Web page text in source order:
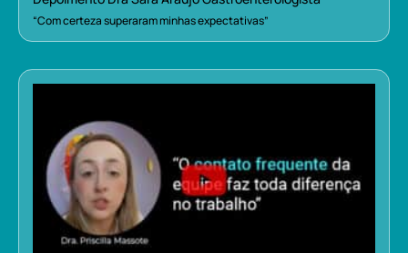
“Com certeza superaram minhas expectativas”